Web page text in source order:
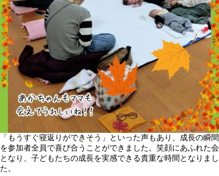
「もうすぐ寝返りができそう」といった声もあり、成長の瞬間
を参加者全員で喜び合うことができました。笑顔にあふれた会
となり、子どもたちの成長を実感できる貴重な時間となりまし
た。